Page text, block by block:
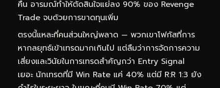
คืน อารมณ์ทำให้ตัดสินใจแย่ลง 90% ของ Revenge
Trade จบด้วยการขาดทุนเพิ่ม
ตรงนี้แหละที่คนส่วนใหญ่พลาด — พวกเขาโฟกัสที่การ
หากลยุทธ์เข้าเทรดมากเกินไป แต่ลืมว่าการจัดการความ
เสี่ยงและวินัยในการเทรดสำคัญกว่า Entry Signal
เยอะ นักเทรดที่มี Win Rate แค่ 40% แต่มี R:R 1:3 ยัง